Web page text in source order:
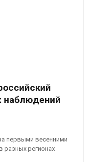
наблюдений
первыми весенними
разных регионах